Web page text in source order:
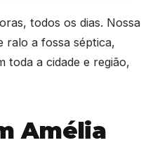
todos os dias. Nossa
ralo a fossa séptica,
toda a cidade e região,
Amélia